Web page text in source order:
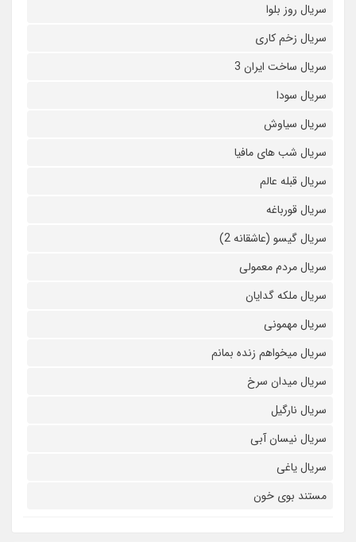
سریال روز بلوا
سریال زخم کاری
سریال ساخت ایران 3
سریال سودا
سریال سیاوش
سریال شب های مافیا
سریال قبله عالم
سریال قورباغه
سریال گیسو (عاشقانه 2)
سریال مردم معمولی
سریال ملکه گدایان
سریال مهمونی
سریال میخواهم زنده بمانم
سریال میدان سرخ
سریال نارگیل
سریال نیسان آبی
سریال یاغی
مستند بوی خون